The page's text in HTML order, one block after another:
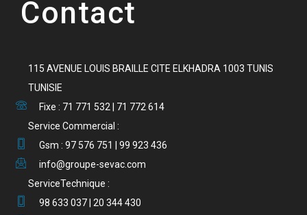
Contact
115 AVENUE LOUIS BRAILLE CITE ELKHADRA 1003 TUNIS
TUNISIE
Fixe : 71 771 532 | 71 772 614
Service Commercial :
Gsm : 97 576 751 | 99 923 436
info@groupe-sevac.com
ServiceTechnique :
98 633 037 | 20 344 430